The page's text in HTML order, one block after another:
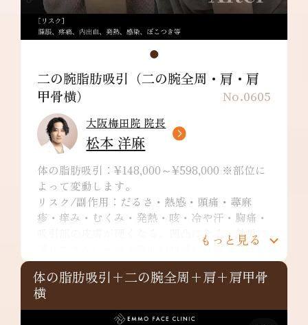
No.0605
二の腕脂肪吸引（二の腕全周・肩・肩
甲骨横）
大阪梅田院 院長
松本 洋麻
体の脂肪吸引：¥148,000～¥598,000 ※部位に
よって変動します。
リスク/副作用：だるさ・熱感・頭痛・蕁麻
疹・痒み・むくみ・発熱・咳・冷や汗・胸痛・
吸引部の皮膚が硬くなる、凹凸になる・効果に
満足できない・施術箇所の知覚の麻痺・鈍さ、
しびれ・皮膚の色素沈着などを生じることがあ
ります。
二の腕全周：¥349,800～
リスク/副作用：だるさ・熱感・頭痛・蕁麻
もっと見る
体の脂肪吸引+二の腕全周+肩+肩甲骨
横